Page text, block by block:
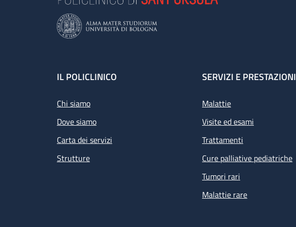
Footer
IL POLICLINICO
Chi siamo
Dove siamo
Carta dei servizi
Strutture
SERVIZI E PRESTAZIONI
Malattie
Visite ed esami
Trattamenti
Cure palliative pediatriche
Tumori rari
Malattie rare